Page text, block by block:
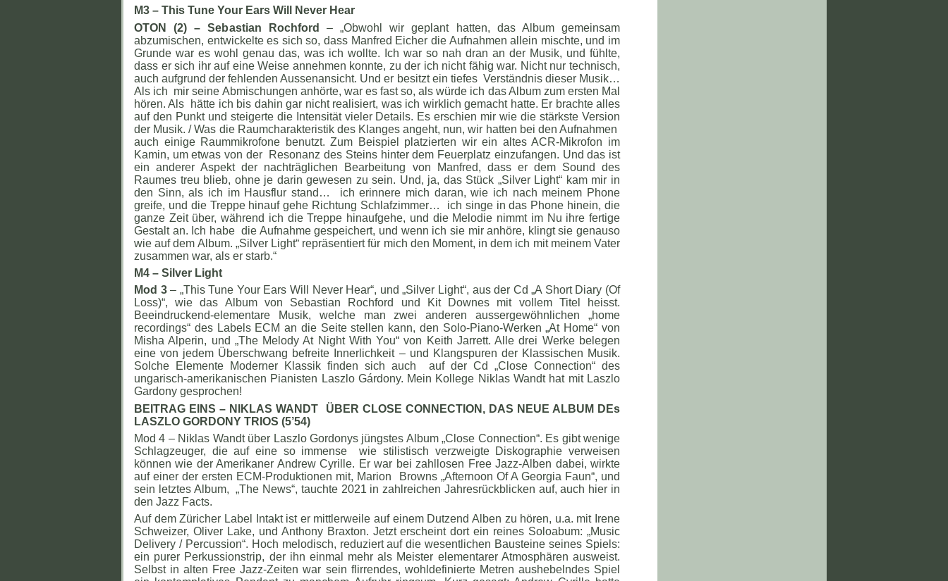
M3 – This Tune Your Ears Will Never Hear
OTON (2) – Sebastian Rochford
– „Obwohl wir geplant hatten, das Album gemeinsam
abzumischen, entwickelte es sich so, dass Manfred Eicher die Aufnahmen allein mischte, und im
Grunde war es wohl genau das, was ich wollte. Ich war so nah dran an der Musik, und fühlte,
dass er sich ihr auf eine Weise annehmen konnte, zu der ich nicht fähig war. Nicht nur technisch,
auch aufgrund der fehlenden Aussenansicht. Und er besitzt ein tiefes Verständnis dieser Musik…
Als ich mir seine Abmischungen anhörte, war es fast so, als würde ich das Album zum ersten Mal
hören. Als hätte ich bis dahin gar nicht realisiert, was ich wirklich gemacht hatte. Er brachte alles
auf den Punkt und steigerte die Intensität vieler Details. Es erschien mir wie die stärkste Version
der Musik. / Was die Raumcharakteristik des Klanges angeht, nun, wir hatten bei den Aufnahmen
auch einige Raummikrofone benutzt. Zum Beispiel platzierten wir ein altes ACR-Mikrofon im
Kamin, um etwas von der Resonanz des Steins hinter dem Feuerplatz einzufangen. Und das ist
ein anderer Aspekt der nachträglichen Bearbeitung von Manfred, dass er dem Sound des
Raumes treu blieb, ohne je darin gewesen zu sein. Und, ja, das Stück „Silver Light“ kam mir in
den Sinn, als ich im Hausflur stand… ich erinnere mich daran, wie ich nach meinem Phone
greife, und die Treppe hinauf gehe Richtung Schlafzimmer… ich singe in das Phone hinein, die
ganze Zeit über, während ich die Treppe hinaufgehe, und die Melodie nimmt im Nu ihre fertige
Gestalt an. Ich habe die Aufnahme gespeichert, und wenn ich sie mir anhöre, klingt sie genauso
wie auf dem Album. „Silver Light“ repräsentiert für mich den Moment, in dem ich mit meinem Vater
zusammen war, als er starb.“
M4 – Silver Light
Mod 3– „This Tune Your Ears Will Never Hear“, und „Silver Light“, aus der Cd „A Short Diary (Of
Loss)“, wie das Album von Sebastian Rochford und Kit Downes mit vollem Titel heisst.
Beeindruckend-elementare Musik, welche man zwei anderen aussergewöhnlichen „home
recordings“ des Labels ECM an die Seite stellen kann, den Solo-Piano-Werken „At Home“ von
Misha Alperin, und „The Melody At Night With You“ von Keith Jarrett. Alle drei Werke belegen
eine von jedem Überschwang befreite Innerlichkeit – und Klangspuren der Klassischen Musik.
Solche Elemente Moderner Klassik finden sich auch auf der Cd „Close Connection“ des
ungarisch-amerikanischen Pianisten Laszlo Gárdony. Mein Kollege Niklas Wandt hat mit Laszlo
Gardony gesprochen!
BEITRAG EINS – NIKLAS WANDT ÜBER CLOSE CONNECTION, DAS NEUE ALBUM DEs
LASZLO GORDONY TRIOS (5’54)
Mod 4 – Niklas Wandt über Laszlo Gordonys jüngstes Album „Close Connection“. Es gibt wenige
Schlagzeuger, die auf eine so immense wie stilistisch verzweigte Diskographie verweisen
können wie der Amerikaner Andrew Cyrille. Er war bei zahllosen Free Jazz-Alben dabei, wirkte
auf einer der ersten ECM-Produktionen mit, Marion Browns „Afternoon Of A Georgia Faun“, und
sein letztes Album, „The News“, tauchte 2021 in zahlreichen Jahresrückblicken auf, auch hier in
den Jazz Facts.
Auf dem Züricher Label Intakt ist er mittlerweile auf einem Dutzend Alben zu hören, u.a. mit Irene
Schweizer, Oliver Lake, und Anthony Braxton. Jetzt erscheint dort ein reines Soloabum: „Music
Delivery / Percussion“. Hoch melodisch, reduziert auf die wesentlichen Bausteine seines Spiels:
ein purer Perkussionstrip, der ihn einmal mehr als Meister elementarer Atmosphären ausweist.
Selbst in alten Free Jazz-Zeiten war sein flirrendes, wohldefinierte Metren aushebelndes Spiel